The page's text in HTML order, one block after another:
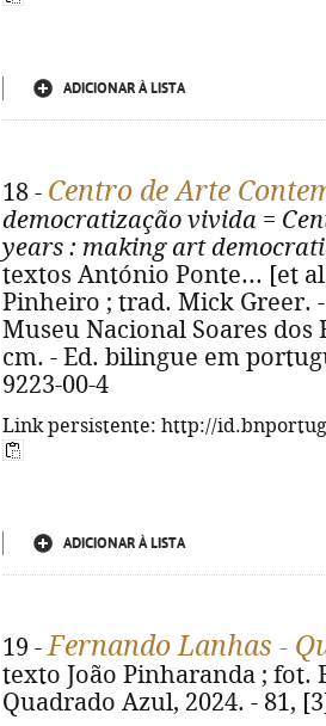
ADICIONAR À LISTA
18 - Centro de Arte
democratização vivida =
years : making art
textos António Ponte... [et
Pinheiro ; trad. Mick Greer.
Museu Nacional Soares dos
cm. - Ed. bilingue em
9223-00-4
Link persistente: http://
ADICIONAR À LISTA
19 -Fernando Lanhas -
texto João Pinharanda ; fot.
Quadrado Azul, 2024. - 81,